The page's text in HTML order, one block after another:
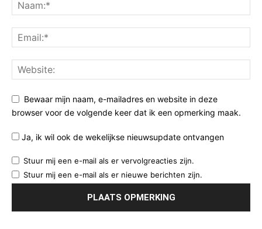
Bewaar mijn naam, e-mailadres en website in deze
browser voor de volgende keer dat ik een opmerking maak.
Ja, ik wil ook de wekelijkse nieuwsupdate ontvangen
Stuur mij een e-mail als er vervolgreacties zijn.
Stuur mij een e-mail als er nieuwe berichten zijn.